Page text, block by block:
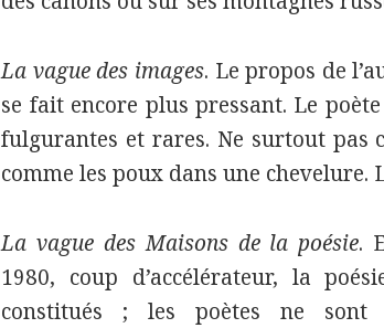
La vague des images. Le propos de
se fait encore plus pressant. Le
fulgurantes et rares. Ne surtout pas
comme les poux dans une chevelure.
La vague des Maisons de la poésie.
1980, coup d’accélérateur, la
constitués ; les poètes ne sont